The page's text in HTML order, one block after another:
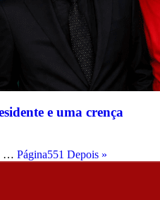
e uma crença
… Página551 Depois »